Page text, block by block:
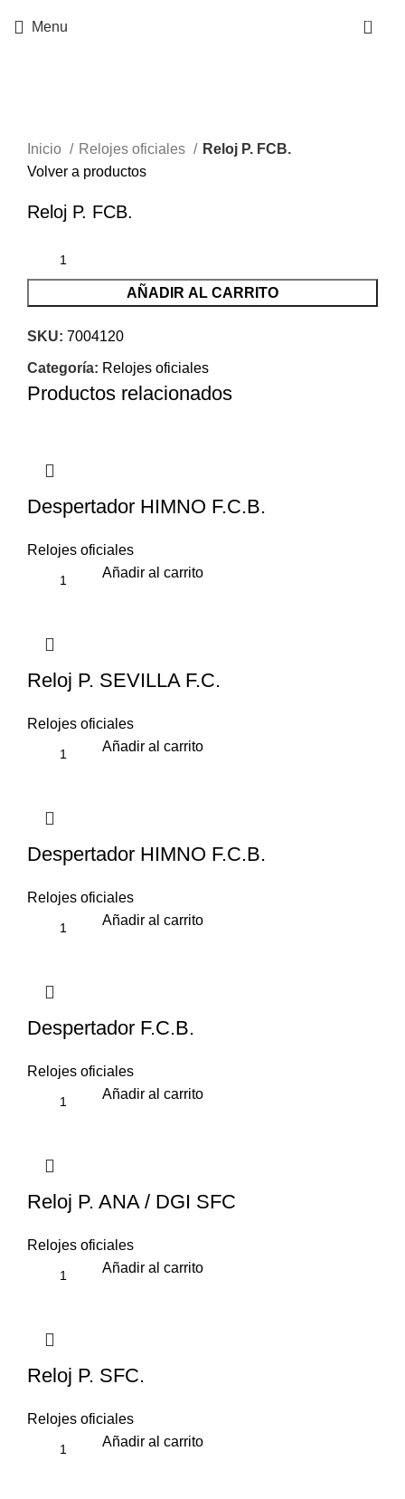
Menu 0
Inicio
Relojes oficiales
Reloj P. FCB.
Volver a productos
Reloj P. FCB.
AÑADIR AL CARRITO
SKU: 7004120
Categoría: Relojes oficiales
Productos relacionados
Despertador HIMNO F.C.B.
Relojes oficiales
Añadir al carrito
Reloj P. SEVILLA F.C.
Relojes oficiales
Añadir al carrito
Despertador HIMNO F.C.B.
Relojes oficiales
Añadir al carrito
Despertador F.C.B.
Relojes oficiales
Añadir al carrito
Reloj P. ANA / DGI SFC
Relojes oficiales
Añadir al carrito
Reloj P. SFC.
Relojes oficiales
Añadir al carrito